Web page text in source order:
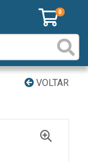
0
VOLTAR